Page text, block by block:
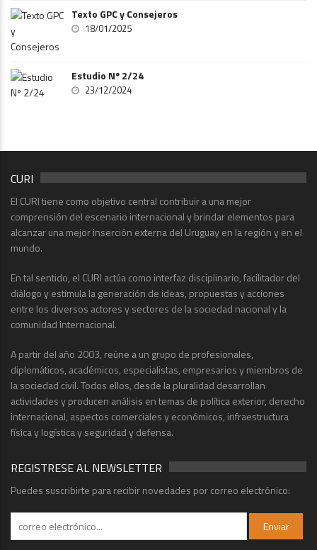
Texto GPC y Consejeros
18/01/2025
Estudio Nº 2/24
23/12/2024
CURI
El CURI tiene como objetivo central contribuir a una mejor
comprensión del escenario internacional y brindar elementos para
alcanzar una mejor inserción externa del Uruguay en la región y en el
mundo.
En tal sentido, el CURI actúa como interfaz disciplinario, facilitador del
diálogo y estimula la generación de ideas, propuestas y acciones
entre los diversos actores y sectores de la sociedad nacional y la
comunidad internacional.
A partir del año 2003, reúne a un grupo de profesionales,
diplomáticos, académicos, especialistas, empresarios y miembros de
la sociedad civil. Todos ellos, desde la pluralidad desarrollan
actividades y producen análisis en temas de política exterior, derecho
internacional, aspectos comerciales y económicos, infraestructura
física y logística y seguridad y defensa.
REGISTRESE AL NEWSLETTER
Puedes suscribirte para recibir novedades por correo electrónico: